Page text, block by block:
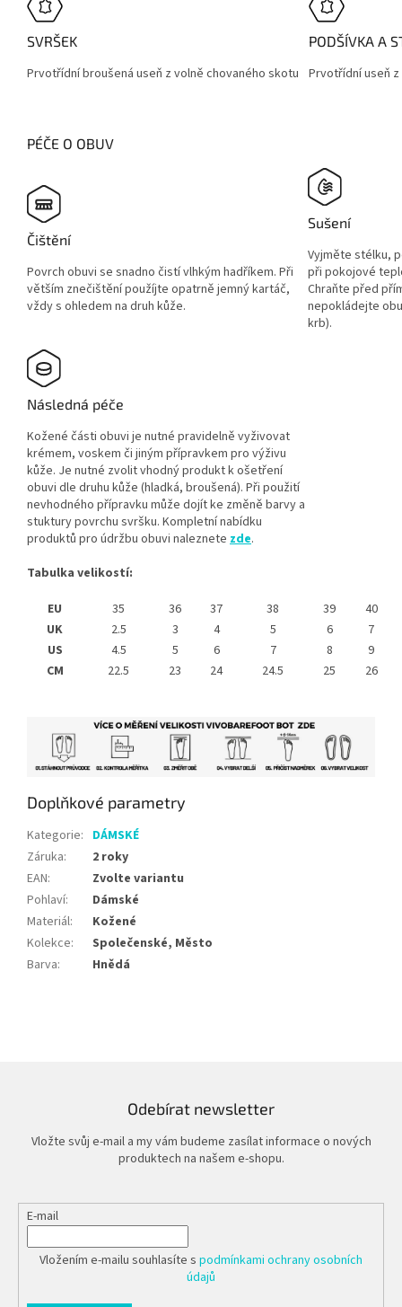
SVRŠEK
Prvotřídní broušená useň z volně chovaného skotu
PODŠÍVKA A
Prvotřídní useň
PÉČE O OBUV
Čištění
Povrch obuvi se snadno čistí vlhkým hadříkem. Při
větším znečištění použíjte opatrně jemný kartáč,
vždy s ohledem na druh kůže.
Sušení
Vyjměte stélku,
při pokojové
Chraňte před
nepokládejte
krb).
Následná péče
Kožené části obuvi je nutné pravidelně vyživovat
krémem, voskem či jiným přípravkem pro výživu
kůže. Je nutné zvolit vhodný produkt k ošetření
obuvi dle druhu kůže (hladká, broušená). Při použití
nevhodného přípravku může dojít ke změně barvy a
stuktury povrchu svršku. Kompletní nabídku
produktů pro údržbu obuvi naleznete zde.
Tabulka velikostí:
EU
35 36 37 38 39
40
UK
2.5 3 4 5 6
7
US
4.5 5 6 7 8
9
CM
22.5 23 24 24.5 25 26
Doplňkové parametry
Kategorie: DÁMSKÉ
Záruka:
2 roky
EAN:
Zvolte variantu
Pohlaví:
Dámské
Materiál:
Kožené
Kolekce:
Společenské, Město
Barva: Hnědá
Odebírat newsletter
Vložte svůj e-mail a my vám budeme zasílat informace o nových
produktech na našem e-shopu.
E-mail
Vložením e-mailu souhlasíte s podmínkami ochrany osobních
údajů